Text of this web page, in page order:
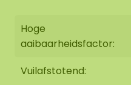
Wilt u een andere
samenstelling of
montageteam? Neem
offerteformulier
Hoge
aaibaarheidsfactor:
Vuilafstotend: